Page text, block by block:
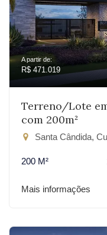
A partir de:
R$ 471.019
Terreno/Lote
com 200m²
Santa Cândida,
200 M²
Mais informações